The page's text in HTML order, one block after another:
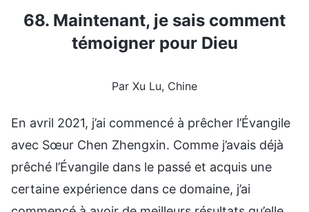
68. Maintenant, je sais comment
témoigner pour Dieu
Par Xu Lu, Chine
En avril 2021, j’ai commencé à prêcher l’Évangile
avec Sœur Chen Zhengxin. Comme j’avais déjà
prêché l’Évangile dans le passé et acquis une
certaine expérience dans ce domaine, j’ai